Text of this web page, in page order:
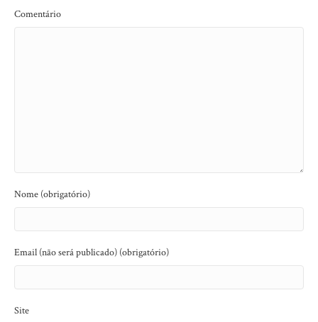
Comentário
Nome (obrigatório)
Email (não será publicado) (obrigatório)
Site